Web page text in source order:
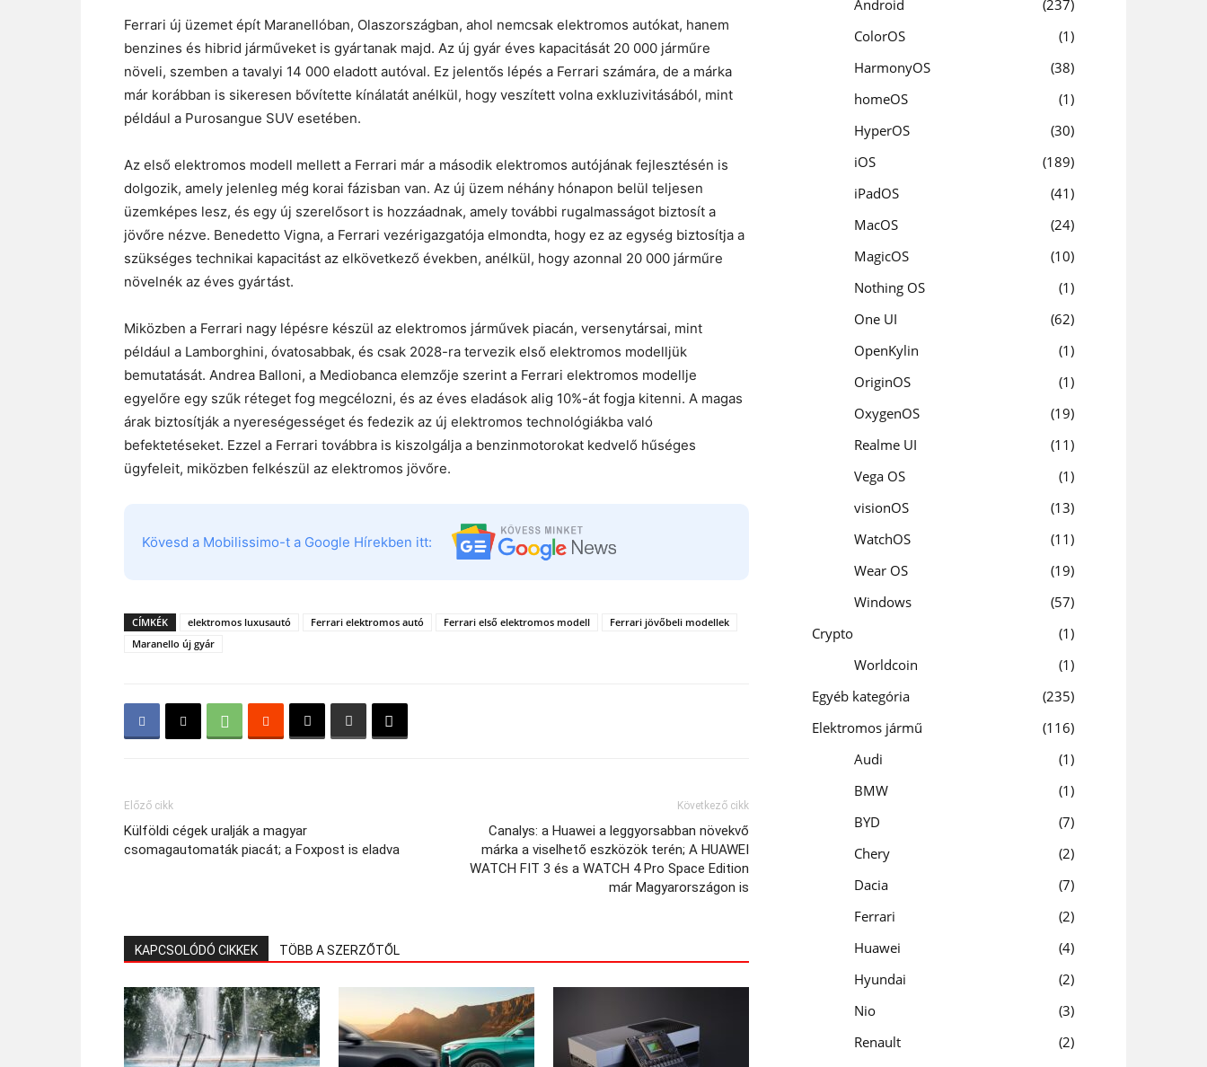
Ferrari új üzemet épít Maranellóban, Olaszországban, ahol nemcsak elektromos autókat, hanem
benzines és hibrid járműveket is gyártanak majd. Az új gyár éves kapacitását 20 000 járműre
növeli, szemben a tavalyi 14 000 eladott autóval. Ez jelentős lépés a Ferrari számára, de a márka
már korábban is sikeresen bővítette kínálatát anélkül, hogy veszített volna exkluzivitásából, mint
például a Purosangue SUV esetében.
Az első elektromos modell mellett a Ferrari már a második elektromos autójának fejlesztésén is
dolgozik, amely jelenleg még korai fázisban van. Az új üzem néhány hónapon belül teljesen
üzemképes lesz, és egy új szerelősort is hozzáadnak, amely további rugalmasságot biztosít a
jövőre nézve. Benedetto Vigna, a Ferrari vezérigazgatója elmondta, hogy ez az egység biztosítja a
szükséges technikai kapacitást az elkövetkező években, anélkül, hogy azonnal 20 000 járműre
növelnék az éves gyártást.
Miközben a Ferrari nagy lépésre készül az elektromos járművek piacán, versenytársai, mint
például a Lamborghini, óvatosabbak, és csak 2028-ra tervezik első elektromos modelljük
bemutatását. Andrea Balloni, a Mediobanca elemzője szerint a Ferrari elektromos modellje
egyelőre egy szűk réteget fog megcélozni, és az éves eladások alig 10%-át fogja kitenni. A magas
árak biztosítják a nyereségességet és fedezik az új elektromos technológiákba való
befektetéseket. Ezzel a Ferrari továbbra is kiszolgálja a benzinmotorokat kedvelő hűséges
ügyfeleit, miközben felkészül az elektromos jövőre.
Kövesd a Mobilissimo-t a Google Hírekben itt:
CÍMKÉK elektromos luxusautó Ferrari elektromos autó Ferrari első elektromos modell
Ferrari jövőbeli modellek
Maranello új gyár
Előző cikk
Külföldi cégek uralják a magyar
csomagautomaták piacát; a Foxpost is eladva
Következő cikk
Canalys: a Huawei a leggyorsabban növekvő
márka a viselhető eszközök terén; A HUAWEI
WATCH FIT 3 és a WATCH 4 Pro Space Edition
már Magyarországon is
KAPCSOLÓDÓ CIKKEK TÖBB A SZERZŐTŐL
Android
237
ColorOS
1
HarmonyOS
38
homeOS
1
HyperOS
30
iOS
189
iPadOS
41
MacOS
24
MagicOS
10
Nothing OS
1
One UI
62
OpenKylin
1
OriginOS
1
OxygenOS
19
Realme UI
11
Vega OS
1
visionOS
13
WatchOS
11
Wear OS
19
Windows
57
Crypto
1
Worldcoin
1
Egyéb kategória
235
Elektromos jármű
116
Audi
1
BMW
1
BYD
7
Chery
2
Dacia
7
Ferrari
2
Huawei
4
Hyundai
2
Nio
3
Renault
2